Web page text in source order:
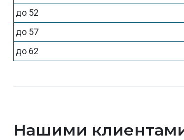
до 52
до 57
до 62
Нашими